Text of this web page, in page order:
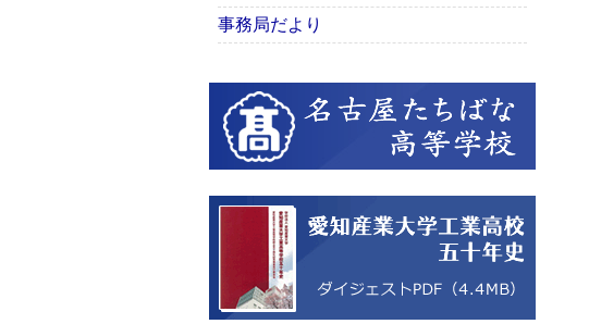
事務局だより